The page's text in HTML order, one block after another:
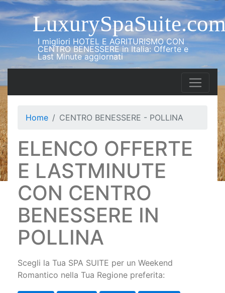
I migliori HOTEL E AGRITURISMO CON
CENTRO BENESSERE in Italia: Offerte e
Last Minute aggiornati
Home CENTRO BENESSERE - POLLINA
ELENCO OFFERTE
E LASTMINUTE
CON CENTRO
BENESSERE IN
POLLINA
Scegli la Tua SPA SUITE per un Weekend
Romantico nella Tua Regione preferita: